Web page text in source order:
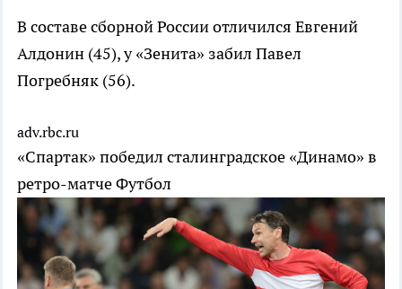
В составе сборной России отличился Евгений
Алдонин (45), у «Зенита» забил Павел
Погребняк (56).
adv.rbc.ru
«Спартак» победил сталинградское «Динамо» в
ретро-матчеФутбол